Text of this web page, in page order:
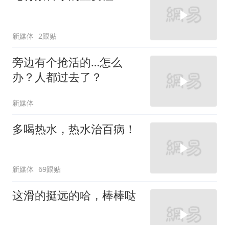
新媒体 2跟贴
旁边有个抢活的…怎么
办？人都过去了？
新媒体
多喝热水，热水治百病！
新媒体 69跟贴
这滑的挺远的哈，棒棒哒